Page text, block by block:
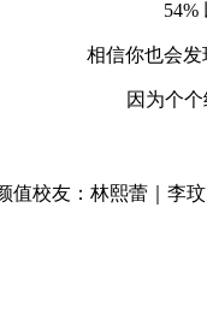
54%
相信你也会
因为个个
值校友：林熙蕾｜李玟